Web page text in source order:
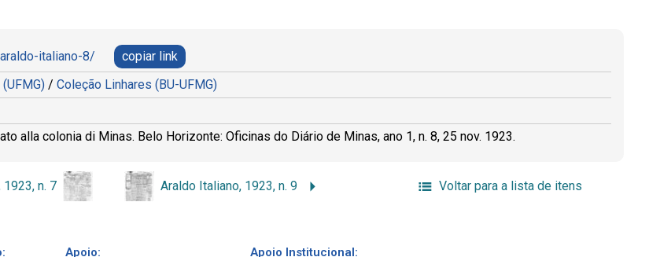
italiano-8/
copiar link
/ Coleção Linhares (BU-UFMG)
alla colonia di Minas. Belo Horizonte: Oficinas do Diário de Minas, ano 1, n. 8, 25 nov. 1923.
n. 7 Araldo Italiano, 1923, n. 9 Voltar para a lista de itens
Apoio: Apoio Institucional: